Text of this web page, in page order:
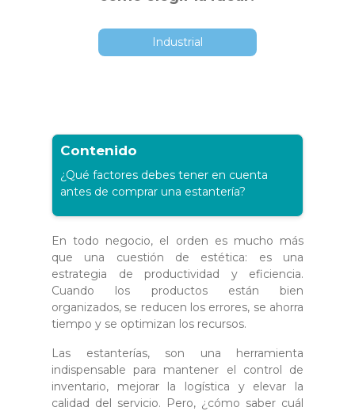
Industrial
Contenido
¿Qué factores debes tener en cuenta
antes de comprar una estantería?
En todo negocio, el orden es mucho más
que una cuestión de estética: es una
estrategia de productividad y eficiencia.
Cuando los productos están bien
organizados, se reducen los errores, se ahorra
tiempo y se optimizan los recursos.
Las estanterías, son una herramienta
indispensable para mantener el control de
inventario, mejorar la logística y elevar la
calidad del servicio. Pero, ¿cómo saber cuál